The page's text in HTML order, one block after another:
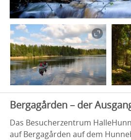
Bergagården – der
Das Besucherzentrum
auf Bergagården auf dem